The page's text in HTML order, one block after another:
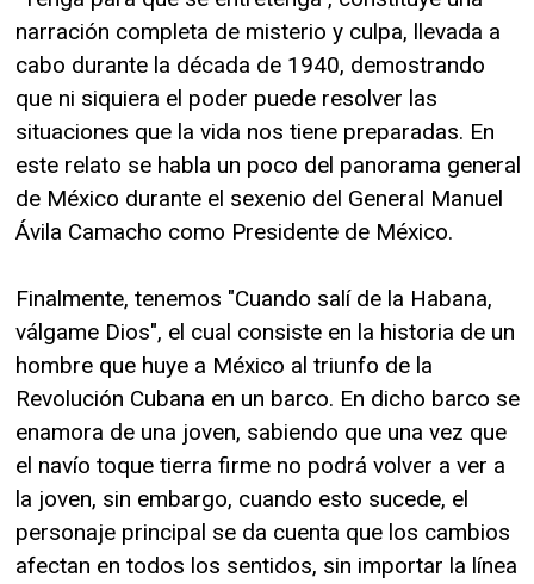
narración completa de misterio y culpa, llevada a
cabo durante la década de 1940, demostrando
que ni siquiera el poder puede resolver las
situaciones que la vida nos tiene preparadas. En
este relato se habla un poco del panorama general
de México durante el sexenio del General Manuel
Ávila Camacho como Presidente de México.
Finalmente, tenemos "Cuando salí de la Habana,
válgame Dios", el cual consiste en la historia de un
hombre que huye a México al triunfo de la
Revolución Cubana en un barco. En dicho barco se
enamora de una joven, sabiendo que una vez que
el navío toque tierra firme no podrá volver a ver a
la joven, sin embargo, cuando esto sucede, el
personaje principal se da cuenta que los cambios
afectan en todos los sentidos, sin importar la línea